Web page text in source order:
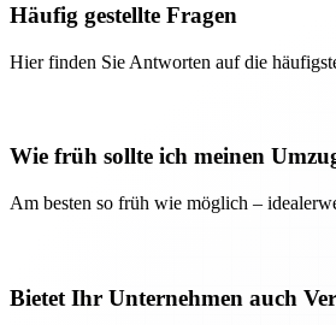
Häufig gestellte Fragen
Hier finden Sie Antworten auf die
Wie früh sollte ich meinen
Am besten so früh wie möglich –
Bietet Ihr Unternehmen auch